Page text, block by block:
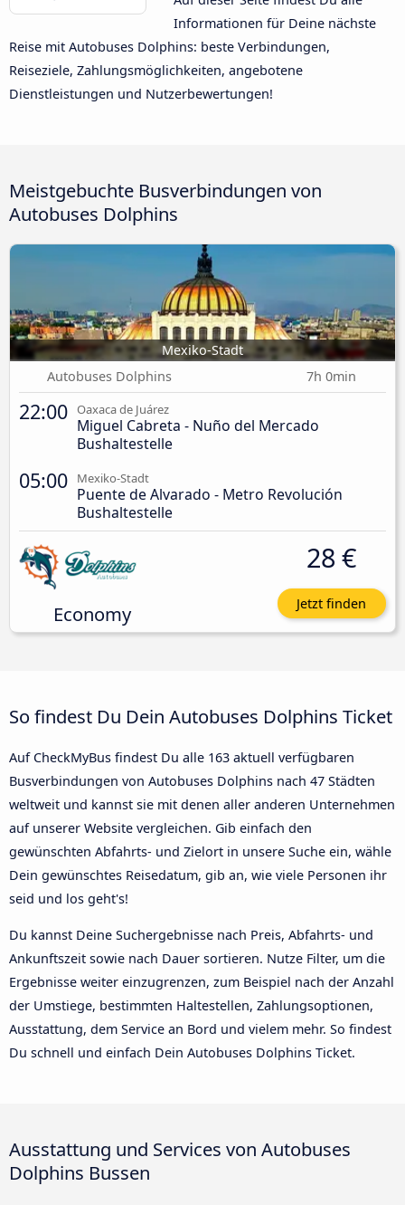
Informationen für Deine nächste
Reise mit Autobuses Dolphins: beste Verbindungen,
Reiseziele, Zahlungsmöglichkeiten, angebotene
Dienstleistungen und Nutzerbewertungen!
Meistgebuchte Busverbindungen von
Autobuses Dolphins
Mexiko-Stadt
Autobuses Dolphins
7h 0min
22:00 Oaxaca de Juárez
Miguel Cabreta - Nuño del Mercado
Bushaltestelle
05:00 Mexiko-Stadt
Puente de Alvarado - Metro Revolución
Bushaltestelle
Economy
28 €
Jetzt finden
So findest Du Dein Autobuses Dolphins Ticket
Auf CheckMyBus findest Du alle 163 aktuell verfügbaren
Busverbindungen von Autobuses Dolphins nach 47 Städten
weltweit und kannst sie mit denen aller anderen Unternehmen
auf unserer Website vergleichen. Gib einfach den
gewünschten Abfahrts- und Zielort in unsere Suche ein, wähle
Dein gewünschtes Reisedatum, gib an, wie viele Personen ihr
seid und los geht's!
Du kannst Deine Suchergebnisse nach Preis, Abfahrts- und
Ankunftszeit sowie nach Dauer sortieren. Nutze Filter, um die
Ergebnisse weiter einzugrenzen, zum Beispiel nach der Anzahl
der Umstiege, bestimmten Haltestellen, Zahlungsoptionen,
Ausstattung, dem Service an Bord und vielem mehr. So findest
Du schnell und einfach Dein Autobuses Dolphins Ticket.
Ausstattung und Services von Autobuses
Dolphins Bussen